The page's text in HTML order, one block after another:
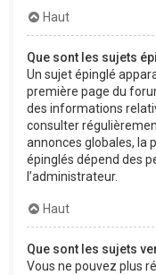
Haut
Que sont les sujets
Un sujet épinglé
première page du
des informations
consulter
annonces globales, la
épinglés dépend des
l’administrateur.
Haut
Que sont les sujets
Vous ne pouvez plus